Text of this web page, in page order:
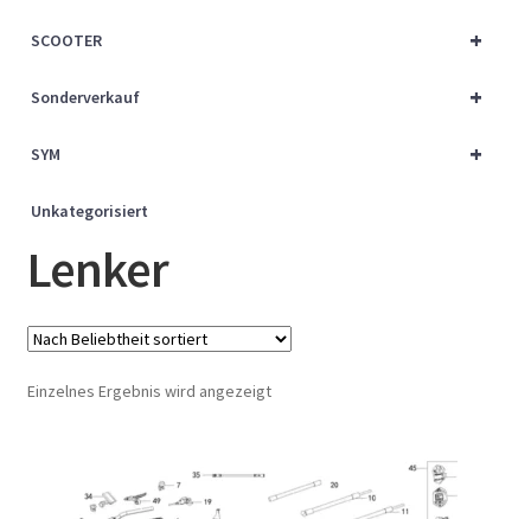
+
SCOOTER
+
Sonderverkauf
+
SYM
Unkategorisiert
Lenker
Einzelnes Ergebnis wird angezeigt